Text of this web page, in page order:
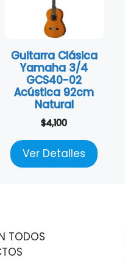
Guitarra Clásica
Yamaha 3/4
GCS40-02
Acústica 92cm
Natural
$4,100
Ver Detalles
TODOS